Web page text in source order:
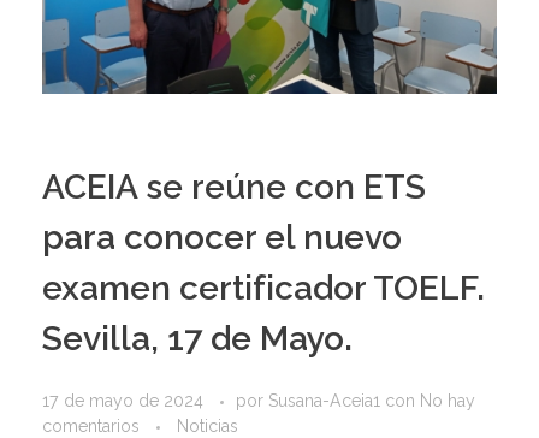
ACEIA se reúne con ETS
para conocer el nuevo
examen certificador TOELF.
Sevilla, 17 de Mayo.
17 de mayo de 2024 por Susana-Aceia1 con No hay
comentarios
Noticias